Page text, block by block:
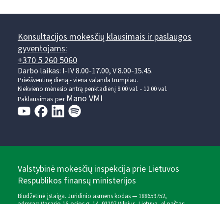
Konsultacijos mokesčių klausimais ir paslaugos
gyventojams:
+370 5 260 5060
Darbo laikas: I-IV 8.00-17.00, V 8.00-15.45.
Prieššventinę dieną - viena valanda trumpiau.
Kiekvieno mėnesio antrą penktadienį 8.00 val. - 12.00 val.
Paklausimas perMano VMI
Valstybinė mokesčių inspekcija prie Lietuvos
Respublikos finansų ministerijos
Biudžetinė įstaiga. Juridinio asmens kodas — 188659752,